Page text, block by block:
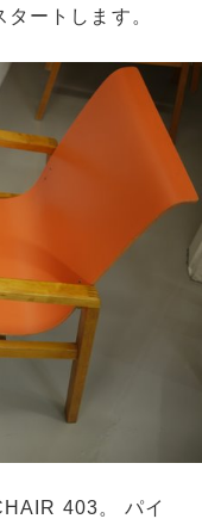
ートします。
403。 パイ